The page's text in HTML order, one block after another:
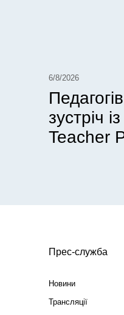
6/8/2026
зустріч
Teacher
Прес-служба
Новини
Трансляції